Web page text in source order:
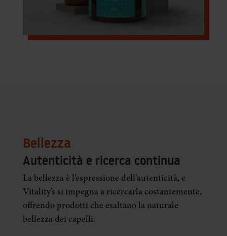
Bellezza
Autenticità e ricerca continua
La bellezza è l’espressione dell’autenticità, e
Vitality’s si impegna a ricercarla costantemente,
offrendo prodotti che esaltano la naturale
bellezza dei capelli.